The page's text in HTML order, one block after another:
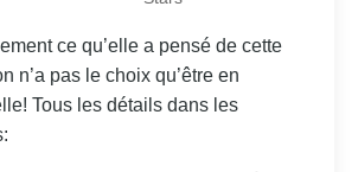
ce qu’elle a pensé de cette
n’a pas le choix qu’être en
Tous les détails dans les